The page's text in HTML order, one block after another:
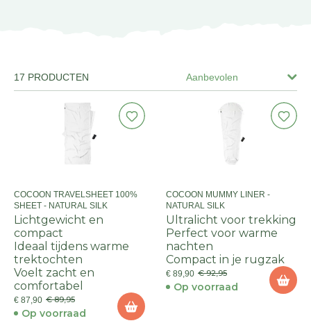
Aanbevolen
17 PRODUCTEN
COCOON TRAVELSHEET 100%
SHEET - NATURAL SILK
Lichtgewicht en
compact
Ideaal tijdens warme
trektochten
Voelt zacht en
comfortabel
€ 87,90 € 89,95
Op voorraad
COCOON MUMMY LINER -
NATURAL SILK
Ultralicht voor trekking
Perfect voor warme
nachten
Compact in je rugzak
€ 89,90 € 92,95
Op voorraad